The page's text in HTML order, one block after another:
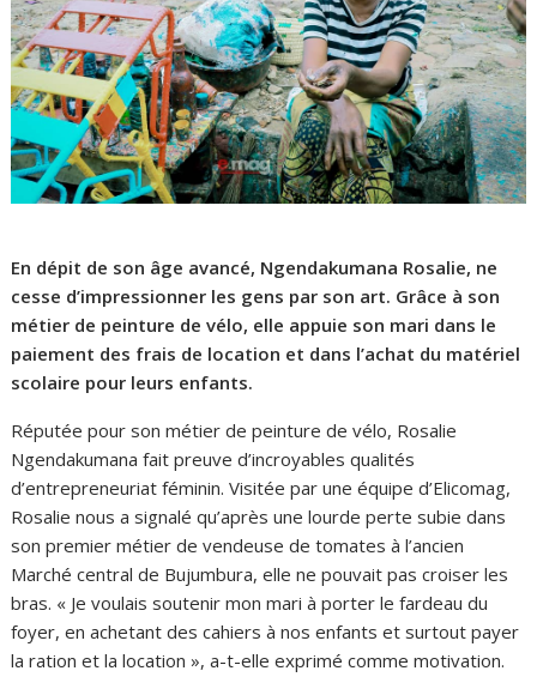
En dépit de son âge avancé, Ngendakumana Rosalie, ne
cesse d’impressionner les gens par son art. Grâce à son
métier de peinture de vélo, elle appuie son mari dans le
paiement des frais de location et dans l’achat du matériel
scolaire pour leurs enfants.
Réputée pour son métier de peinture de vélo, Rosalie
Ngendakumana fait preuve d’incroyables qualités
d’entrepreneuriat féminin. Visitée par une équipe d’Elicomag,
Rosalie nous asignalé qu’après une lourde perte subie dans
son premier métier de vendeuse de tomates à l’ancien
Marchécentralde Bujumbura, elle ne pouvait pas croiser les
bras. « Je voulais soutenir mon mari à porter le fardeau du
foyer, en achetant des cahiers à nos enfants et surtout payer
la ration et la location », a-t-elle exprimé comme motivation.